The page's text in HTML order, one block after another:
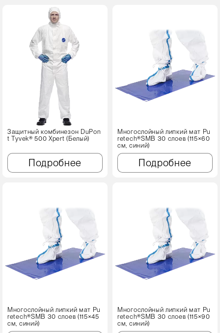
Защитный комбинезон DuPon
t Tyvek® 500 Xpert (Белый)
Подробнее
Многослойный липкий мат Pu
retech®SMB 30 слоев (115×60
см, синий)
Подробнее
Многослойный липкий мат Pu
retech®SMB 30 слоев (115×45
см, синий)
Многослойный липкий мат Pu
retech®SMB 30 слоев (115×90
см, синий)